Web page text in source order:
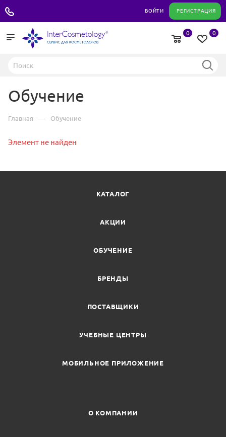
ВОЙТИ РЕГИСТРАЦИЯ
0
0
Обучение
Главная — Обучение
Элемент не найден
КАТАЛОГ
АКЦИИ
ОБУЧЕНИЕ
БРЕНДЫ
ПОСТАВЩИКИ
УЧЕБНЫЕ ЦЕНТРЫ
МОБИЛЬНОЕ ПРИЛОЖЕНИЕ
О КОМПАНИИ